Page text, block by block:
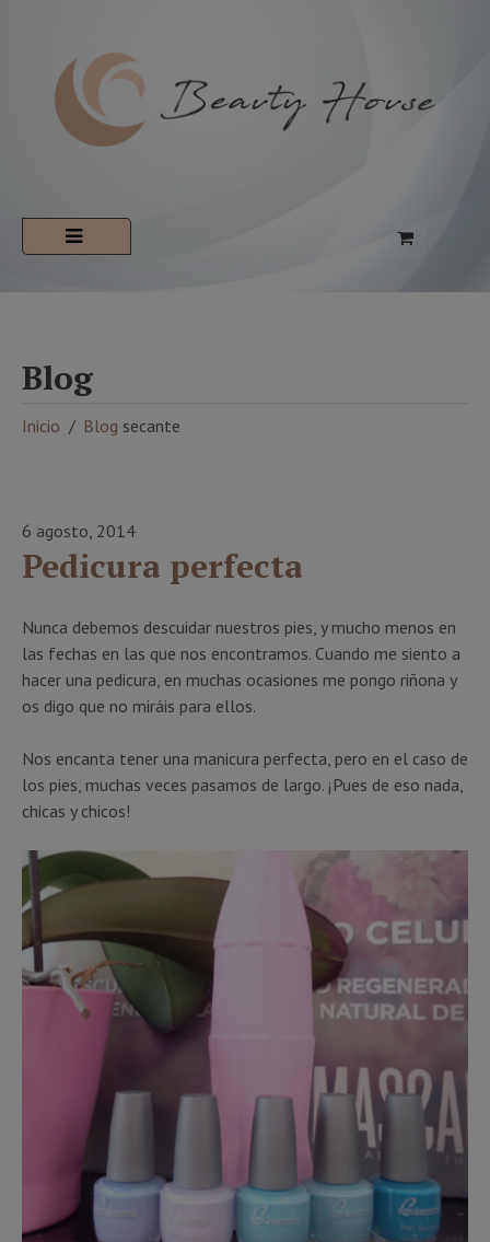
Blog
Inicio Blog secante
6 agosto, 2014
Pedicura perfecta
Nunca debemos descuidar nuestros pies, y mucho menos en
las fechas en las que nos encontramos. Cuando me siento a
hacer una pedicura, en muchas ocasiones me pongo riñona y
os digo que no miráis para ellos.
Nos encanta tener una manicura perfecta, pero en el caso de
los pies, muchas veces pasamos de largo. ¡Pues de eso nada,
chicas y chicos!